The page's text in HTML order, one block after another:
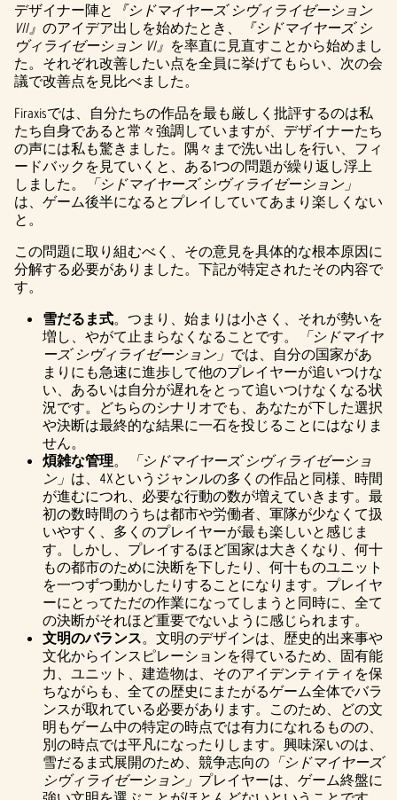
デザイナー陣と
『シドマイヤーズ シヴィライゼーション
VII』 のアイデア出しを始めたとき、
『シドマイヤーズ シ
ヴィライゼーション VI』 を率直に見直すことから始めまし
た。それぞれ改善したい点を全員に挙げてもらい、次の会
議で改善点を見比べました。
Firaxisでは、自分たちの作品を最も厳しく批評するのは私
たち自身であると常々強調していますが、デザイナーたち
の声には私も驚きました。隅々まで洗い出しを行い、フィ
ードバックを見ていくと、ある1つの問題が繰り返し浮上
しました。
「シドマイヤーズ シヴィライゼーション」
は、ゲーム後半になるとプレイしていてあまり楽しくない
と。
この問題に取り組むべく、その意見を具体的な根本原因に
分解する必要がありました。下記が特定されたその内容で
す。
雪だるま式。つまり、始まりは小さく、それが勢いを
増し、やがて止まらなくなることです。
「シドマイヤ
ーズ シヴィライゼーション」 では、自分の国家があ
まりにも急速に進歩して他のプレイヤーが追いつけな
い、あるいは自分が遅れをとって追いつけなくなる状
況です。どちらのシナリオでも、あなたが下した選択
や決断は最終的な結果に一石を投じることにはなりま
せん。
煩雑な管理。
「シドマイヤーズ シヴィライゼーショ
ン」 は、4Xというジャンルの多くの作品と同様、時間
が進むにつれ、必要な行動の数が増えていきます。最
初の数時間のうちは都市や労働者、軍隊が少なくて扱
いやすく、多くのプレイヤーが最も楽しいと感じま
す。しかし、プレイするほど国家は大きくなり、何十
もの都市のために決断を下したり、何十ものユニット
を一つずつ動かしたりすることになります。プレイヤ
ーにとってただの作業になってしまうと同時に、全て
の決断がそれほど重要でないように感じられます。
文明のバランス。文明のデザインは、歴史的出来事や
文化からインスピレーションを得ているため、固有能
力、ユニット、建造物は、そのアイデンティティを保
ちながらも、全ての歴史にまたがるゲーム全体でバラ
ンスが取れている必要があります。このため、どの文
明もゲーム中の特定の時点では有力になれるものの、
別の時点では平凡になったりします。興味深いのは、
雪だるま式展開のため、競争志向の 「シドマイヤーズ
シヴィライゼーション」 プレイヤーは、ゲーム終盤に